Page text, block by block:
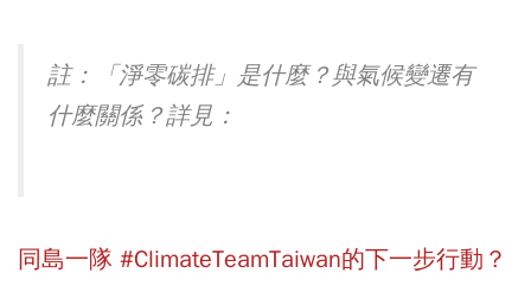
註：「淨零碳排」是什麼？與氣候變遷有
什麼關係？詳見：
同島一隊 #ClimateTeamTaiwan的下一步行動？